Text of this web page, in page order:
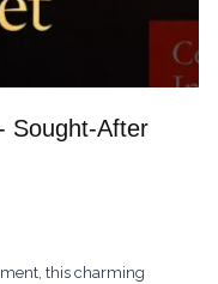
Sought-After
this charming